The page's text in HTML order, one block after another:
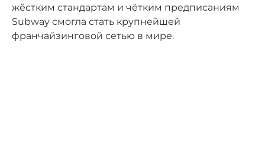
жёстким стандартам и чётким предписаниям
Subway смогла стать крупнейшей
франчайзинговой сетью в мире.